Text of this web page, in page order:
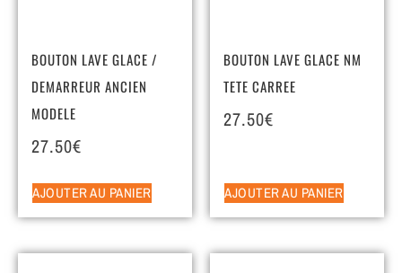
BOUTON LAVE GLACE /
DEMARREUR ANCIEN
MODELE
27.50€
AJOUTER AU PANIER
BOUTON LAVE GLACE NM
TETE CARREE
27.50€
AJOUTER AU PANIER